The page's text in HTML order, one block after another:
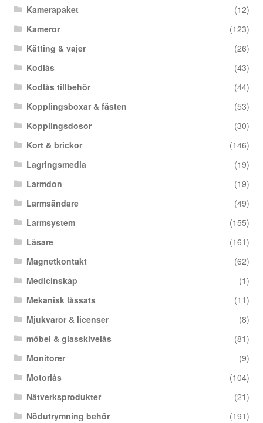
Kamerapaket
(12)
Kameror
(123)
Kätting & vajer
(26)
Kodlås
(43)
Kodlås tillbehör
(44)
Kopplingsboxar & fästen
(53)
Kopplingsdosor
(30)
Kort & brickor
(146)
Lagringsmedia
(19)
Larmdon
(19)
Larmsändare
(49)
Larmsystem
(155)
Läsare
(161)
Magnetkontakt
(62)
Medicinskåp
(1)
Mekanisk låssats
(11)
Mjukvaror & licenser
(8)
möbel & glasskivelås
(81)
Monitorer
(9)
Motorlås
(104)
Nätverksprodukter
(21)
Nödutrymning behör
(191)